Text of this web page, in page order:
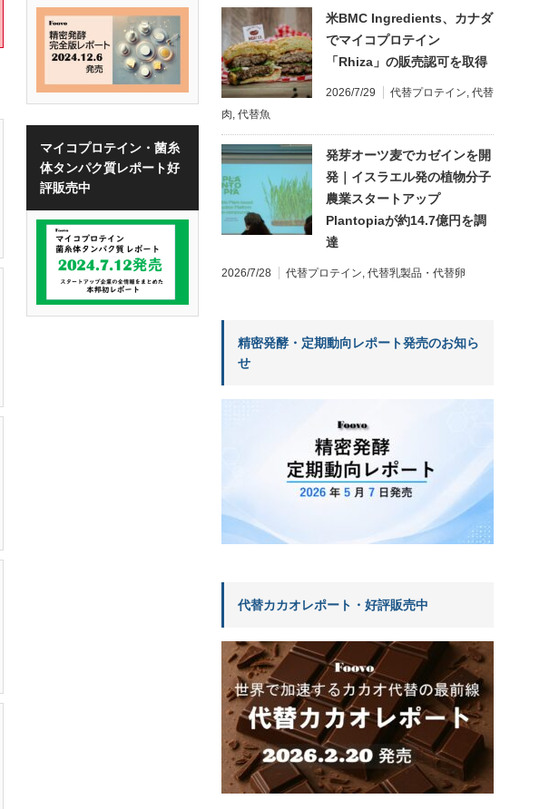
マイコプロテイン・菌糸
体タンパク質レポート好
評販売中
米BMC Ingredients、カナダ
でマイコプロテイン
「Rhiza」の販売認可を取得
2026/7/29 代替プロテイン 代替
肉 代替魚
発芽オーツ麦でカゼインを開
発｜イスラエル発の植物分子
農業スタートアップ
Plantopiaが約14.7億円を調
達
2026/7/28 代替プロテイン 代替乳製品・代替卵
精密発酵・定期動向レポート発売のお知ら
せ
代替カカオレポート・好評販売中